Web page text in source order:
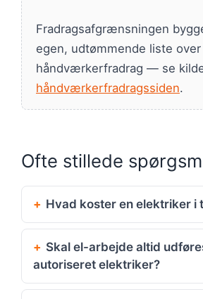
Fradragsafgrænsningen
egen, udtømmende liste over
håndværkerfradrag — se
håndværkerfradragssiden.
Ofte stillede
Hvad koster en elektriker i
Skal el-arbejde altid
autoriseret elektriker?